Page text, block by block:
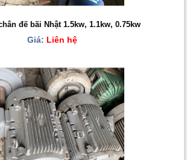
đế bãi Nhật 1.5kw, 1.1kw, 0.75kw
Giá: Liên hệ